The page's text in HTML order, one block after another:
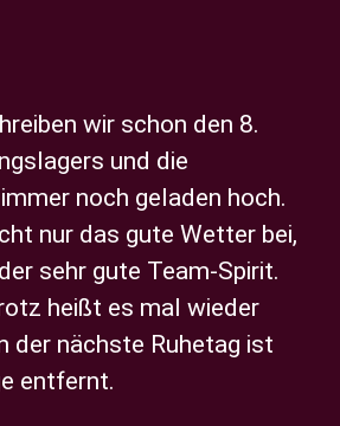
wir schon den 8.
und die
noch geladen hoch.
nur das gute Wetter bei,
sehr gute Team-Spirit.
heißt es mal wieder
der nächste Ruhetag ist
entfernt.